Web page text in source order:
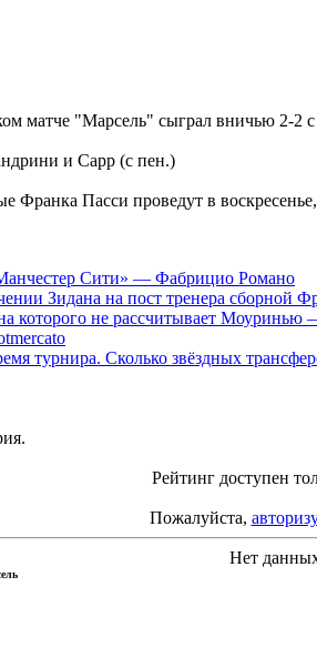
матче "Марсель" сыграл вничью 2-2
и Сарр (с пен.)
Франка Пасси проведут в
Сити» — Фабрицио Романо
Зидана на пост тренера сборной
которого не рассчитывает
турнира. Сколько звёздных
Рейтинг доступен
Пожалуйста,
Нет